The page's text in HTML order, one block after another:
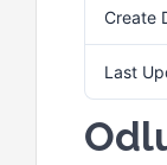
Create
Last